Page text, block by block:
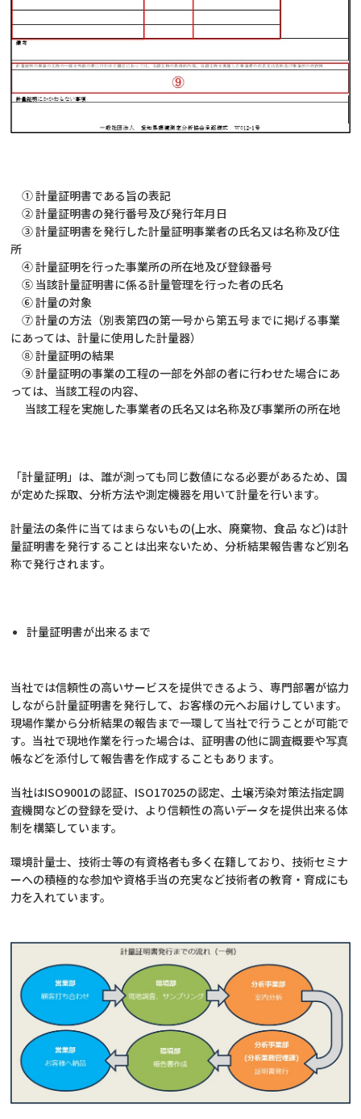
① 計量証明書である旨の表記
② 計量証明書の発行番号及び発行年月日
③ 計量証明書を発行した計量証明事業者の氏名又は名称及び住
所
④ 計量証明を行った事業所の所在地及び登録番号
⑤ 当該計量証明書に係る計量管理を行った者の氏名
⑥ 計量の対象
⑦ 計量の方法（別表第四の第一号から第五号までに掲げる事業
にあっては、計量に使用した計量器）
⑧ 計量証明の結果
⑨ 計量証明の事業の工程の一部を外部の者に行わせた場合にあ
っては、当該工程の内容、
当該工程を実施した事業者の氏名又は名称及び事業所の所在地
「計量証明」は、誰が測っても同じ数値になる必要があるため、国
が定めた採取、分析方法や測定機器を用いて計量を行います。
計量法の条件に当てはまらないもの( 上水、廃棄物、食品 など)は計
量証明書を発行することは出来ないため、分析結果報告書など別名
称で発行されます。
計量証明書が出来るまで
当社では信頼性の高いサービスを提供できるよう、専門部署が協力
しながら計量証明書を発行して、お客様の元へお届けしています。
現場作業から分析結果の報告まで一環して当社で行うことが可能で
す。当社で現地作業を行った場合は、証明書の他に調査概要や写真
帳などを添付して報告書を作成することもあります。
当社はISO9001の認証、 ISO17025の認定、土壌汚染対策法指定調
査機関などの登録を受け、より信頼性の高いデータを提供出来る体
制を構築しています。
環境計量士、技術士等の有資格者も多く在籍しており、技術セミナ
ーへの積極的な参加や資格手当の充実など技術者の教育・育成にも
力を入れています。